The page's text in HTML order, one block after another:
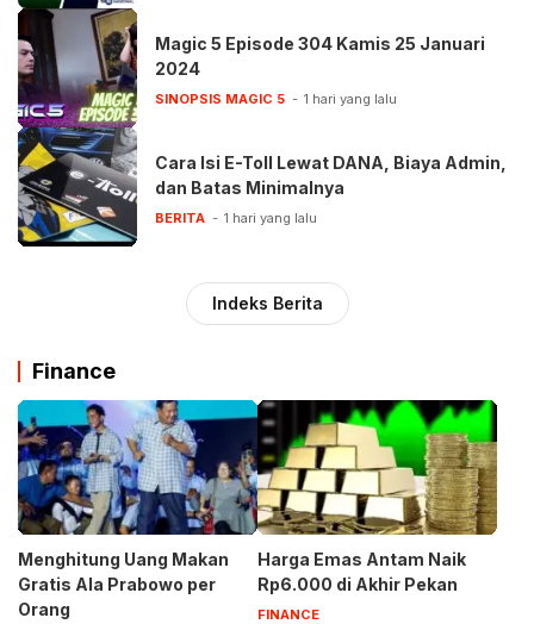
Magic 5 Episode 304 Kamis 25 Januari
2024
SINOPSIS MAGIC 5 1 hari yang lalu
Cara Isi E-Toll Lewat DANA, Biaya Admin,
dan Batas Minimalnya
BERITA 1 hari yang lalu
Indeks Berita
Finance
Menghitung Uang Makan
Gratis Ala Prabowo per
Orang
Harga Emas Antam Naik
Rp6.000 di Akhir Pekan
FINANCE